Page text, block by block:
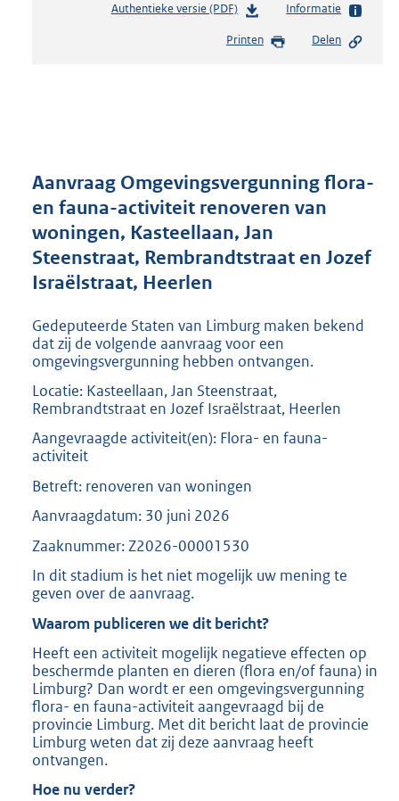
Authentieke versie (PDF)b
s
r
o
t
t
9
9
K
b
Informatie
Printen Delen
Aanvraag Omgevingsvergunning flora-
en fauna-activiteit renoveren van
woningen, Kasteellaan, Jan
Steenstraat, Rembrandtstraat en Jozef
Israëlstraat, Heerlen
Gedeputeerde Staten van Limburg maken bekend
dat zij de volgende aanvraag voor een
omgevingsvergunning hebben ontvangen.
Locatie: Kasteellaan, Jan Steenstraat,
Rembrandtstraat en Jozef Israëlstraat, Heerlen
Aangevraagde activiteit(en): Flora- en fauna-
activiteit
Betreft: renoveren van woningen
Aanvraagdatum: 30 juni 2026
Zaaknummer: Z2026-00001530
In dit stadium is het niet mogelijk uw mening te
geven over de aanvraag.
Waarom publiceren we dit bericht?
Heeft een activiteit mogelijk negatieve effecten op
beschermde planten en dieren (flora en/of fauna) in
Limburg? Dan wordt er een omgevingsvergunning
flora- en fauna-activiteit aangevraagd bij de
provincie Limburg. Met dit bericht laat de provincie
Limburg weten dat zij deze aanvraag heeft
ontvangen.
Hoe nu verder?